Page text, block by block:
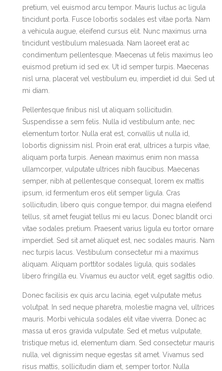
pretium, vel euismod arcu tempor. Mauris luctus ac ligula
tincidunt porta. Fusce lobortis sodales est vitae porta. Nam
a vehicula augue, eleifend cursus elit. Nunc maximus urna
tincidunt vestibulum malesuada. Nam laoreet erat ac
condimentum pellentesque. Maecenas ut felis maximus leo
euismod pretium id sed ex. Ut id semper turpis. Maecenas
nisl urna, placerat vel vestibulum eu, imperdiet id dui. Sed ut
mi diam.
Pellentesque finibus nisl ut aliquam sollicitudin.
Suspendisse a sem felis. Nulla id vestibulum ante, nec
elementum tortor. Nulla erat est, convallis ut nulla id,
lobortis dignissim nisl. Proin erat erat, ultrices a turpis vitae,
aliquam porta turpis. Aenean maximus enim non massa
ullamcorper, vulputate ultrices nibh faucibus. Maecenas
semper, nibh at pellentesque consequat, lorem ex mattis
ipsum, id fermentum eros elit semper ligula. Cras
sollicitudin, libero quis congue tempor, dui magna eleifend
tellus, sit amet feugiat tellus mi eu lacus. Donec blandit orci
vitae sodales pretium. Praesent varius ligula eu tortor ornare
imperdiet. Sed sit amet aliquet est, nec sodales mauris. Nam
nec turpis lacus. Vestibulum consectetur mi a maximus
aliquam. Aliquam porttitor sodales ligula, quis sodales
libero fringilla eu. Vivamus eu auctor velit, eget sagittis odio.
Donec facilisis ex quis arcu lacinia, eget vulputate metus
volutpat. In sed neque pharetra, molestie magna vel, ultrices
mauris. Morbi vehicula sodales elit vitae viverra. Donec ac
massa ut eros gravida vulputate. Sed et metus vulputate,
tristique metus id, elementum diam. Sed consectetur mauris
nulla, vel dignissim neque egestas sit amet. Vivamus sed
risus mattis, sollicitudin diam et, semper tortor. Nulla